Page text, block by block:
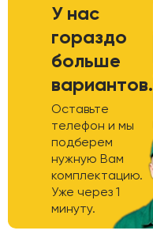
У нас
гораздо
больше
вариантов.
Оставьте
телефон и мы
подберем
нужную Вам
комплектацию.
Уже через 1
минуту.